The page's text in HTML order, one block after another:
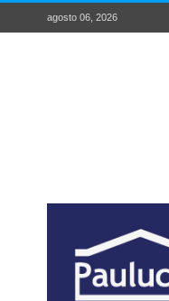
agosto 06, 2026